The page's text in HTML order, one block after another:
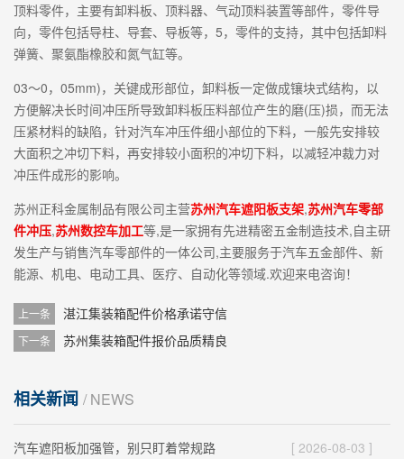
顶料零件，主要有卸料板、顶料器、气动顶料装置等部件，零件导
向，零件包括导柱、导套、导板等，5，零件的支持，其中包括卸料
弹簧、聚氨酯橡胶和氮气缸等。
03～0，05mm)，关键成形部位，卸料板一定做成镶块式结构，以
方便解决长时间冲压所导致卸料板压料部位产生的磨(压)损，而无法
压紧材料的缺陷，针对汽车冲压件细小部位的下料，一般先安排较
大面积之冲切下料，再安排较小面积的冲切下料，以减轻冲裁力对
冲压件成形的影响。
苏州正科金属制品有限公司主营苏州汽车遮阳板支架,苏州汽车零部
件冲压,苏州数控车加工等,是一家拥有先进精密五金制造技术,自主研
发生产与销售汽车零部件的一体公司,主要服务于汽车五金部件、新
能源、机电、电动工具、医疗、自动化等领域.欢迎来电咨询！
上一条 湛江集装箱配件价格承诺守信
下一条 苏州集装箱配件报价品质精良
相关新闻 / NEWS
汽车遮阳板加强管，别只盯着常规路
[ 2026-08-03 ]